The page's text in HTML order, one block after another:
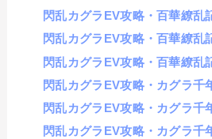
閃乱カグラEV攻略・百華繚乱
閃乱カグラEV攻略・百華繚乱
閃乱カグラEV攻略・百華繚乱
閃乱カグラEV攻略・カグラ千
閃乱カグラEV攻略・カグラ千
閃乱カグラEV攻略・カグラ千